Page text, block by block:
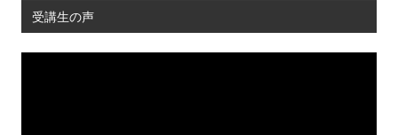
受講生の声